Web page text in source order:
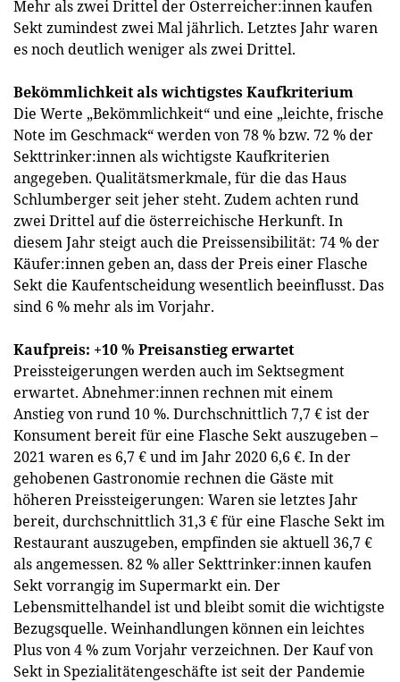
Mehr als zwei Drittel der Österreicher:innen kaufen
Sekt zumindest zwei Mal jährlich. Letztes Jahr waren
es noch deutlich weniger als zwei Drittel.
Bekömmlichkeit als wichtigstes Kaufkriterium
Die Werte „Bekömmlichkeit“ und eine „leichte, frische
Note im Geschmack“ werden von 78 % bzw. 72 % der
Sekttrinker:innen als wichtigste Kaufkriterien
angegeben. Qualitätsmerkmale, für die das Haus
Schlumberger seit jeher steht. Zudem achten rund
zwei Drittel auf die österreichische Herkunft. In
diesem Jahr steigt auch die Preissensibilität: 74 % der
Käufer:innen geben an, dass der Preis einer Flasche
Sekt die Kaufentscheidung wesentlich beeinflusst. Das
sind 6 % mehr als im Vorjahr.
Kaufpreis: +10 % Preisanstieg erwartet
Preissteigerungen werden auch im Sektsegment
erwartet. Abnehmer:innen rechnen mit einem
Anstieg von rund 10 %. Durchschnittlich 7,7 € ist der
Konsument bereit für eine Flasche Sekt auszugeben –
2021 waren es 6,7 € und im Jahr 2020 6,6 €. In der
gehobenen Gastronomie rechnen die Gäste mit
höheren Preissteigerungen: Waren sie letztes Jahr
bereit, durchschnittlich 31,3 € für eine Flasche Sekt im
Restaurant auszugeben, empfinden sie aktuell 36,7 €
als angemessen. 82 % aller Sekttrinker:innen kaufen
Sekt vorrangig im Supermarkt ein. Der
Lebensmittelhandel ist und bleibt somit die wichtigste
Bezugsquelle. Weinhandlungen können ein leichtes
Plus von 4 % zum Vorjahr verzeichnen. Der Kauf von
Sekt in Spezialitätengeschäfte ist seit der Pandemie